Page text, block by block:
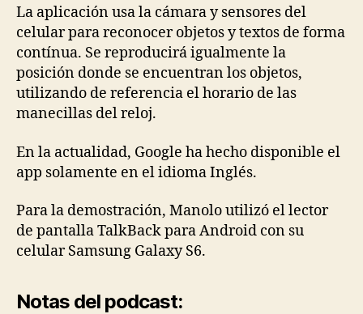
La aplicación usa la cámara y sensores del
celular para reconocer objetos y textos de forma
contínua. Se reproducirá igualmente la
posición donde se encuentran los objetos,
utilizando de referencia el horario de las
manecillas del reloj.
En la actualidad, Google ha hecho disponible el
app solamente en el idioma Inglés.
Para la demostración, Manolo utilizó el lector
de pantalla TalkBack para Android con su
celular Samsung Galaxy S6.
Notas del podcast: